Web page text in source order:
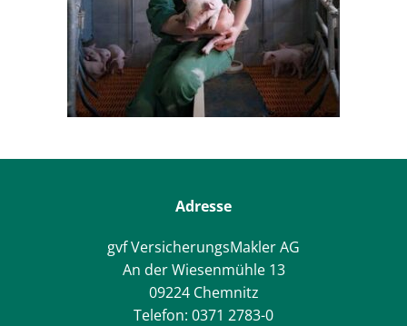
Adresse
gvf VersicherungsMakler AG
An der Wiesenmühle 13
09224 Chemnitz
Telefon: 0371 2783-0